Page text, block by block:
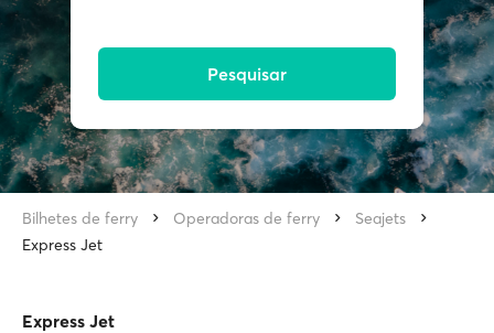
Pesquisar
Bilhetes de ferry Operadoras de ferry
Seajets
Express Jet
Express Jet